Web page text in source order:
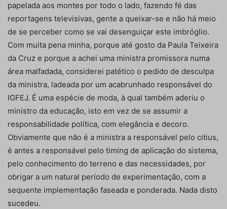
papelada aos montes por todo o lado, fazendo fé das
reportagens televisivas, gente a queixar-se e não há meio
de se perceber como se vai desenguiçar este imbróglio.
Com muita pena minha, porque até gosto da Paula Teixeira
da Cruz e porque a achei uma ministra promissora numa
área malfadada, considerei patético o pedido de desculpa
da ministra, ladeada por um acabrunhado responsável do
IGFEJ. É uma espécie de moda, à qual também aderiu o
ministro da educação, isto em vez de se assumir a
responsabilidade política, com elegância e decoro.
Obviamente que não é a ministra a responsável pelo citius,
é antes a responsável pelo timing de aplicação do sistema,
pelo conhecimento do terreno e das necessidades, por
obrigar a um natural período de experimentação, com a
sequente implementação faseada e ponderada. Nada disto
sucedeu.